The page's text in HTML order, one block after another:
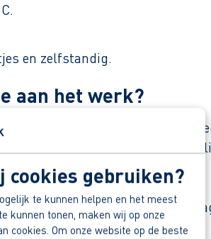
cookies gebruiken?
te kunnen helpen en het meest
kunnen tonen, maken wij op onze
cookies. Om onze website op de beste
en zelfstandig.
aan het werk?
gespecialiseerd groen en infra
die weten van aanpakken en
van jouw toekomst
deze vacature. Al binnen 1